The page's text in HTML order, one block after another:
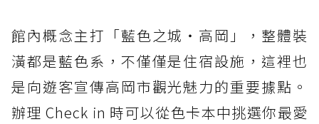
館內概念主打「藍色之城・高岡」，整體裝
潢都是藍色系，不僅僅是住宿設施，這裡也
是向遊客宣傳高岡市觀光魅力的重要據點。
辦理 Check in 時可以從色卡本中挑選你最愛